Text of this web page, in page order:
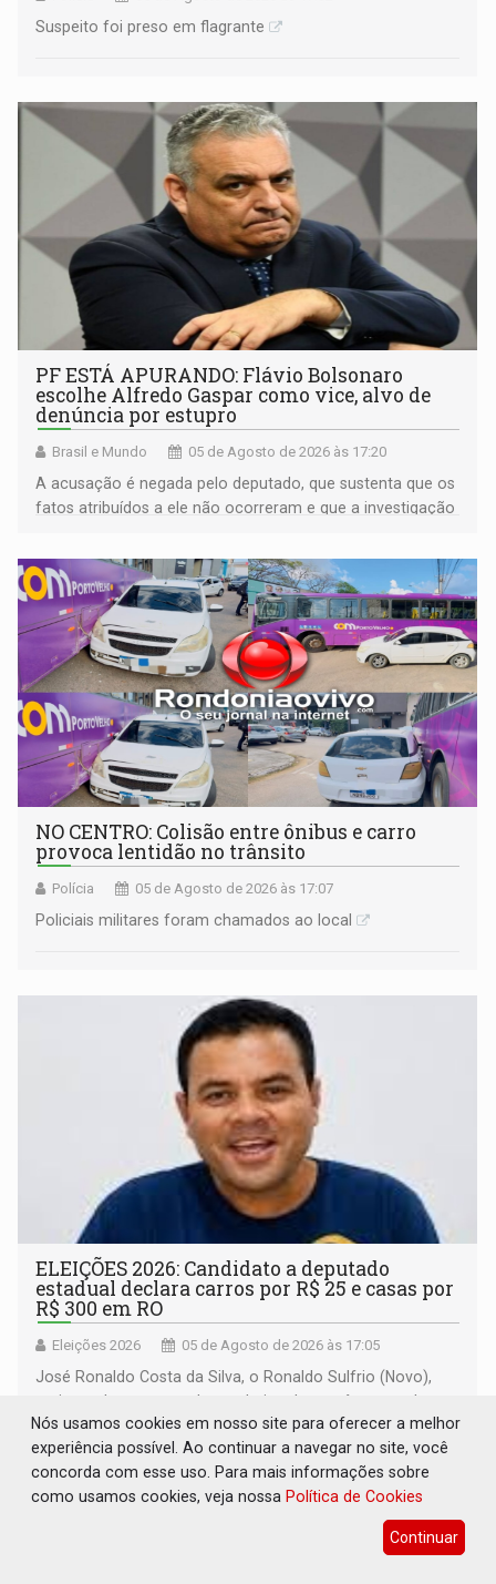
Suspeito foi preso em flagrante
PF ESTÁ APURANDO: Flávio Bolsonaro
escolhe Alfredo Gaspar como vice, alvo de
denúncia por estupro
Brasil e Mundo 05 de Agosto de 2026 às 17:20
A acusação é negada pelo deputado, que sustenta que os
fatos atribuídos a ele não ocorreram e que a investigação
NO CENTRO: Colisão entre ônibus e carro
provoca lentidão no trânsito
Polícia 05 de Agosto de 2026 às 17:07
Policiais militares foram chamados ao local
ELEIÇÕES 2026: Candidato a deputado
estadual declara carros por R$ 25 e casas por
R$ 300 em RO
Eleições 2026 05 de Agosto de 2026 às 17:05
José Ronaldo Costa da Silva, o Ronaldo Sulfrio (Novo),
registrou bens com valores abaixo dos parâmetros de
mercado, mas declarou sobrado comercial de R$ 2
milhões
Nós usamos cookies em nosso site para oferecer a melhor
experiência possível. Ao continuar a navegar no site, você
concorda com esse uso. Para mais informações sobre
como usamos cookies, veja nossa Política de Cookies
Continuar